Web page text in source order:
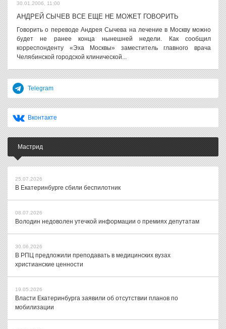
30.01.2006, 11:00
АНДРЕЙ СЫЧЕВ ВСЕ ЕЩЕ НЕ МОЖЕТ ГОВОРИТЬ
Говорить о переводе Андрея Сычева на лечение в Москву можно
будет не ранее конца нынешней недели. Как сообщил
корреспонденту «Эха Москвы» заместитель главного врача
Челябинской городской клинической...
Telegram
Вконтакте
Мастрид
25.07.2026
В Екатеринбурге сбили беспилотник
08.07.2026
Володин недоволен утечкой информации о премиях депутатам
30.06.2026
В РПЦ предложили преподавать в медицинских вузах
христианские ценности
19.05.2026
Власти Екатеринбурга заявили об отсутствии планов по
мобилизации